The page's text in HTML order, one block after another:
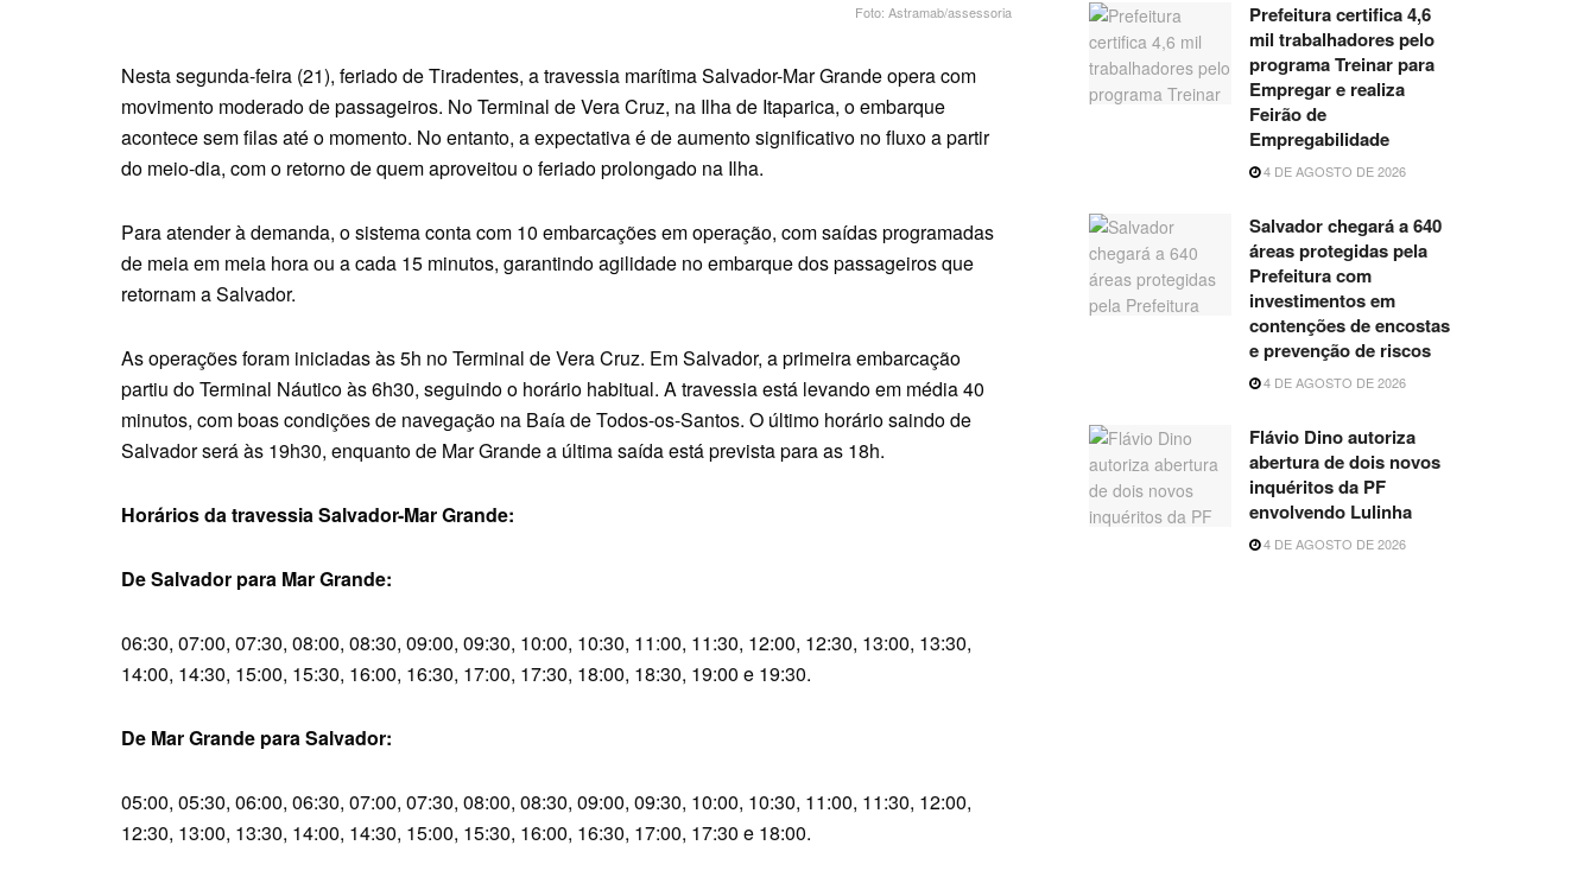
Foto: Astramab/assessoria
Nesta segunda-feira (21), feriado de Tiradentes, a travessia marítima Salvador-Mar Grande opera com
movimento moderado de passageiros. No Terminal de Vera Cruz, na Ilha de Itaparica, o embarque
acontece sem filas até o momento. No entanto, a expectativa é de aumento significativo no fluxo a partir
do meio-dia, com o retorno de quem aproveitou o feriado prolongado na Ilha.
Para atender à demanda, o sistema conta com 10 embarcações em operação, com saídas programadas
de meia em meia hora ou a cada 15 minutos, garantindo agilidade no embarque dos passageiros que
retornam a Salvador.
As operações foram iniciadas às 5h no Terminal de Vera Cruz. Em Salvador, a primeira embarcação
partiu do Terminal Náutico às 6h30, seguindo o horário habitual. A travessia está levando em média 40
minutos, com boas condições de navegação na Baía de Todos-os-Santos. O último horário saindo de
Salvador será às 19h30, enquanto de Mar Grande a última saída está prevista para as 18h.
Horários da travessia Salvador-Mar Grande:
De Salvador para Mar Grande:
06:30, 07:00, 07:30, 08:00, 08:30, 09:00, 09:30, 10:00, 10:30, 11:00, 11:30, 12:00, 12:30, 13:00, 13:30,
14:00, 14:30, 15:00, 15:30, 16:00, 16:30, 17:00, 17:30, 18:00, 18:30, 19:00 e 19:30.
De Mar Grande para Salvador:
05:00, 05:30, 06:00, 06:30, 07:00, 07:30, 08:00, 08:30, 09:00, 09:30, 10:00, 10:30, 11:00, 11:30, 12:00,
12:30, 13:00, 13:30, 14:00, 14:30, 15:00, 15:30, 16:00, 16:30, 17:00, 17:30 e 18:00.
Prefeitura certifica 4,6
mil trabalhadores pelo
programa Treinar para
Empregar e realiza
Feirão de
Empregabilidade
4 DE AGOSTO DE 2026
Salvador chegará a 640
áreas protegidas pela
Prefeitura com
investimentos em
contenções de encostas
e prevenção de riscos
4 DE AGOSTO DE 2026
Flávio Dino autoriza
abertura de dois novos
inquéritos da PF
envolvendo Lulinha
4 DE AGOSTO DE 2026